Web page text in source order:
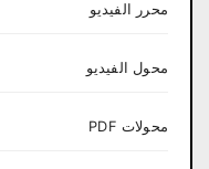
محرر الفيديو
محول الفيديو
محولات PDF